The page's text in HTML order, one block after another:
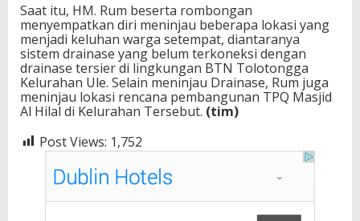
Saat itu, HM. Rum beserta rombongan
menyempatkan diri meninjau beberapa lokasi yang
menjadi keluhan warga setempat, diantaranya
sistem drainase yang belum terkoneksi dengan
drainase tersier di lingkungan BTN Tolotongga
Kelurahan Ule. Selain meninjau Drainase, Rum juga
meninjau lokasi rencana pembangunan TPQ Masjid
Al Hilal di Kelurahan Tersebut. (tim)
Post Views: 1,752